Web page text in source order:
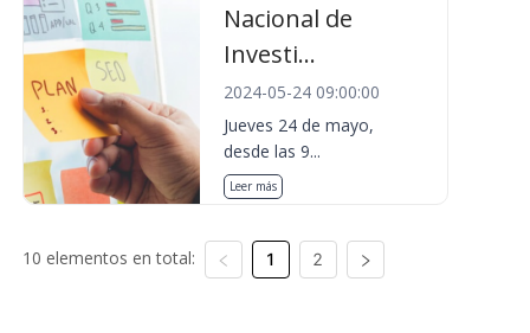
Nacional de
Investi...
2024-05-24 09:00:00
Jueves 24 de mayo,
desde las 9...
Leer más
10 elementos en total: 1 2